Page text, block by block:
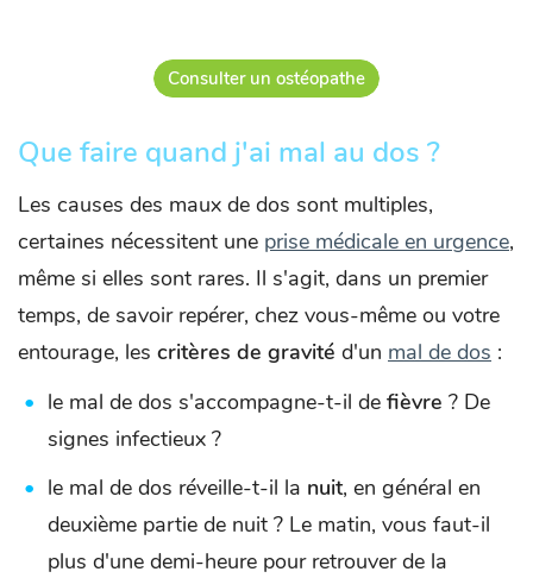
Consulter un ostéopathe
Que faire quand j'ai mal au dos ?
Les causes des maux de dos sont multiples,
certaines nécessitent une prise médicale en urgence,
même si elles sont rares. Il s'agit, dans un premier
temps, de savoir repérer, chez vous-même ou votre
entourage, les critères de gravité d'un mal de dos :
le mal de dos s'accompagne-t-il de fièvre ? De
signes infectieux ?
le mal de dos réveille-t-il la nuit, en général en
deuxième partie de nuit ? Le matin, vous faut-il
plus d'une demi-heure pour retrouver de la